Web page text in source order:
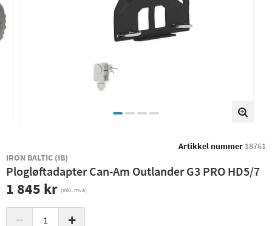
Artikkel nummer 18761
IRON BALTIC (IB)
Plogløftadapter Can-Am Outlander G3 PRO HD5/7
1 845 kr (inkl. mva)
− +